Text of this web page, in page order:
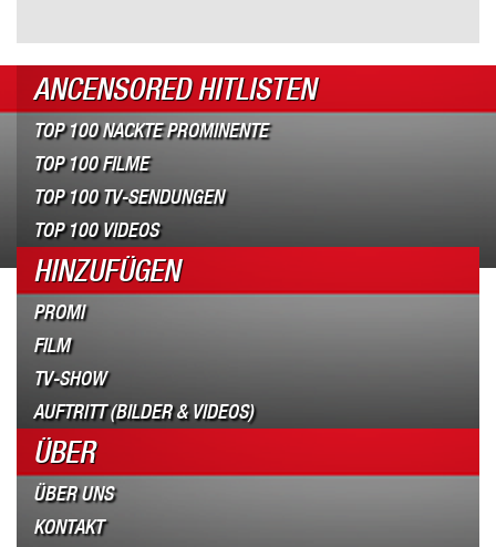
ANCENSORED HITLISTEN
TOP 100 NACKTE PROMINENTE
TOP 100 FILME
TOP 100 TV-SENDUNGEN
TOP 100 VIDEOS
HINZUFÜGEN
PROMI
FILM
TV-SHOW
AUFTRITT (BILDER & VIDEOS)
ÜBER
ÜBER UNS
KONTAKT